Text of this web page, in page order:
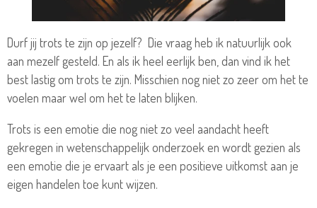
Durf jij trots te zijn op jezelf? Die vraag heb ik natuurlijk ook
aan mezelf gesteld. En als ik heel eerlijk ben, dan vind ik het
best lastig om trots te zijn. Misschien nog niet zo zeer om het te
voelen maar wel om het te laten blijken.
Trots is een emotie die nog niet zo veel aandacht heeft
gekregen in wetenschappelijk onderzoek en wordt gezien als
een emotie die je ervaart als je een positieve uitkomst aan je
eigen handelen toe kunt wijzen.